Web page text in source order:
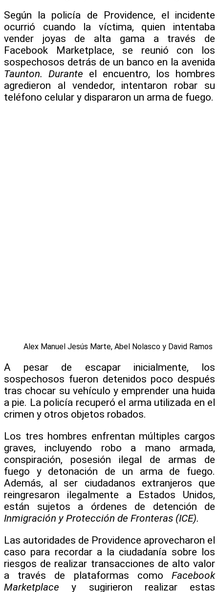
Según la policía de Providence, el incidente
ocurrió cuando la víctima, quien intentaba
vender joyas de alta gama a través de
Facebook Marketplace, se reunió con los
sospechosos detrás de un banco en la avenida
Taunton. Durante el encuentro, los hombres
agredieron al vendedor, intentaron robar su
teléfono celular y dispararon un arma de fuego.
Alex Manuel Jesús Marte, Abel Nolasco y David Ramos
A pesar de escapar inicialmente, los
sospechosos fueron detenidos poco después
tras chocar su vehículo y emprender una huida
a pie. La policía recuperó el arma utilizada en el
crimen y otros objetos robados.
Los tres hombres enfrentan múltiples cargos
graves, incluyendo robo a mano armada,
conspiración, posesión ilegal de armas de
fuego y detonación de un arma de fuego.
Además, al ser ciudadanos extranjeros que
reingresaron ilegalmente a Estados Unidos,
están sujetos a órdenes de detención de
Inmigración y Protección de Fronteras (ICE).
Las autoridades de Providence aprovecharon el
caso para recordar a la ciudadanía sobre los
riesgos de realizar transacciones de alto valor
a través de plataformas como Facebook
Marketplace y sugirieron realizar estas